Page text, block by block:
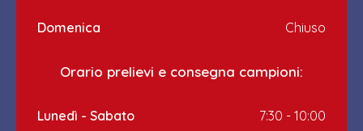
Domenica Chiuso
Orario prelievi e consegna campioni:
Lunedì - Sabato 7:30 - 10:00